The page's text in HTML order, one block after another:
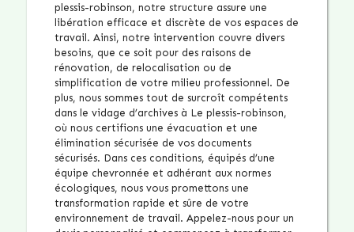
plessis-robinson, notre structure assure une
libération efficace et discrète de vos espaces de
travail. Ainsi, notre intervention couvre divers
besoins, que ce soit pour des raisons de
rénovation, de relocalisation ou de
simplification de votre milieu professionnel. De
plus, nous sommes tout de surcroît compétents
dans le vidage d’archives à Le plessis-robinson,
où nous certifions une évacuation et une
élimination sécurisée de vos documents
sécurisés. Dans ces conditions, équipés d’une
équipe chevronnée et adhérant aux normes
écologiques, nous vous promettons une
transformation rapide et sûre de votre
environnement de travail. Appelez-nous pour un